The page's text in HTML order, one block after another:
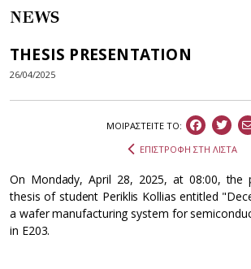
NEWS
THESIS PRESENTATION
26/04/2025
ΜΟΙΡΑΣΤEIΤΕ ΤΟ:
ΕΠΙΣΤΡΟΦΗ ΣΤΗ ΛΙΣΤΑ
On Mondady, April 28, 2025, at 08:00, the
thesis of student Periklis Kollias entitled
a wafer manufacturing system for
in E203.